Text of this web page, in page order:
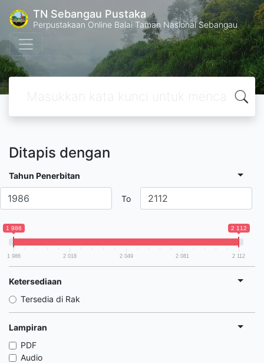
TN Sebangau Pustaka
Perpustakaan Online Balai Taman Nasional Sebangau
Ditapis dengan
Tahun Penerbitan
To
1 986 2 112
1 986 2 018 2 049 2 081 2 112
Ketersediaan
Tersedia di Rak
Lampiran
PDF
Audio